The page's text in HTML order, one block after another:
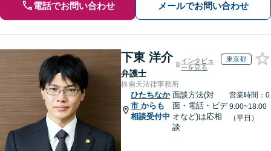
電話でお問い合わせ メールでお問い合わせ
下東 洋介
弁護士
インタビュ
ーを見る
東京都
柊南天法律事務所
ひたちなか
市 からも
相談受付中
面談方法(対
面・電話・ビデ
オなど)は応相
談
営業時間：0
9:00~18:00
（平日）